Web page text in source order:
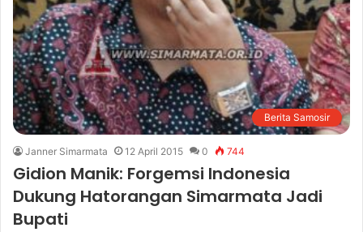
Berita Samosir
Janner Simarmata 12 April 2015 0 744
Gidion Manik: Forgemsi Indonesia
Dukung Hatorangan Simarmata Jadi
Bupati